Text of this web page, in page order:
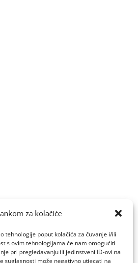
za kolačiće
tehnologije poput kolačića za čuvanje i/ili
s ovim tehnologijama će nam omogućiti
pri pregledavanju ili jedinstveni ID-ovi na
suglasnosti može negativno utjecati na